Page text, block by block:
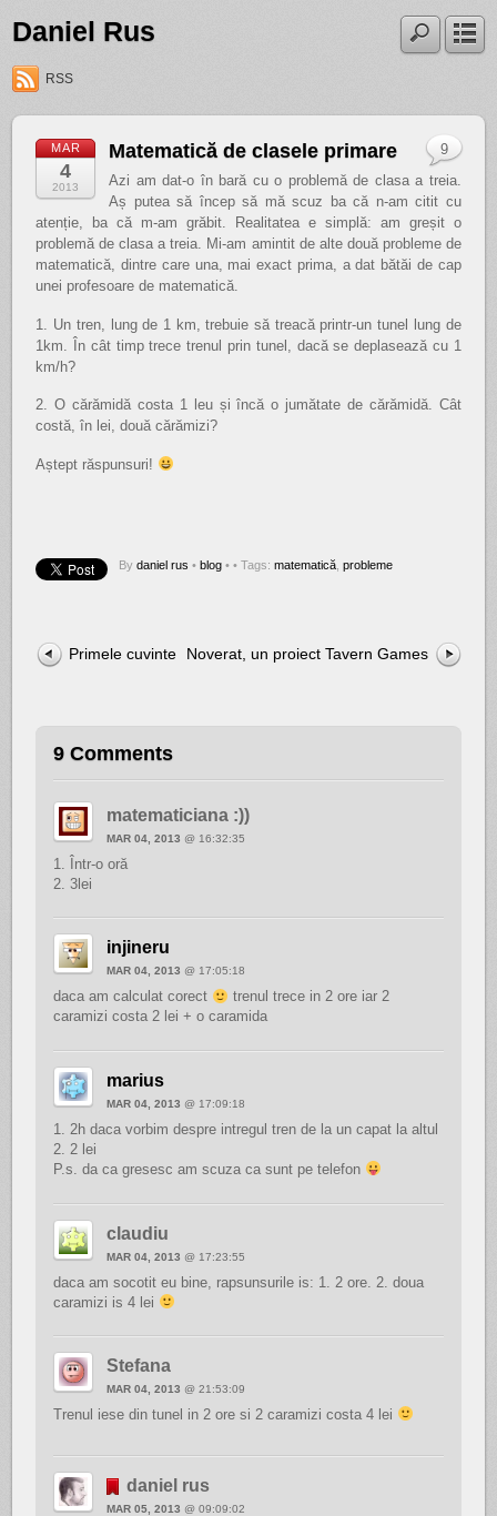
Daniel Rus
RSS
MAR
4
2013
Matematică de clasele primare
Azi am dat-o în bară cu o problemă de clasa a treia.
Aș putea să încep să mă scuz ba că n-am citit cu
atenție, ba că m-am grăbit. Realitatea e simplă: am greșit o
problemă de clasa a treia. Mi-am amintit de alte două probleme de
matematică, dintre care una, mai exact prima, a dat bătăi de cap
unei profesoare de matematică.
1. Un tren, lung de 1 km, trebuie să treacă printr-un tunel lung de
1km. În cât timp trece trenul prin tunel, dacă se deplasează cu 1
km/h?
2. O cărămidă costa 1 leu și încă o jumătate de cărămidă. Cât
costă, în lei, două cărămizi?
Aștept răspunsuri!
Bydaniel rus • blog •
9
• Tags:matematică,probleme
Primele cuvinte Noverat, un proiect Tavern Games
9 Comments
matematiciana :))
MAR 04, 2013 @ 16:32:35
1. Într-o oră
2. 3lei
injineru
MAR 04, 2013 @ 17:05:18
daca am calculat corect
trenul trece in 2 ore iar 2
caramizi costa 2 lei + o caramida
marius
MAR 04, 2013 @ 17:09:18
1. 2h daca vorbim despre intregul tren de la un capat la altul
2. 2 lei
P.s. da ca gresesc am scuza ca sunt pe telefon
claudiu
MAR 04, 2013 @ 17:23:55
daca am socotit eu bine, rapsunsurile is: 1. 2 ore. 2. doua
caramizi is 4 lei
Stefana
MAR 04, 2013 @ 21:53:09
Trenul iese din tunel in 2 ore si 2 caramizi costa 4 lei
daniel rus
MAR 05, 2013 @ 09:09:02